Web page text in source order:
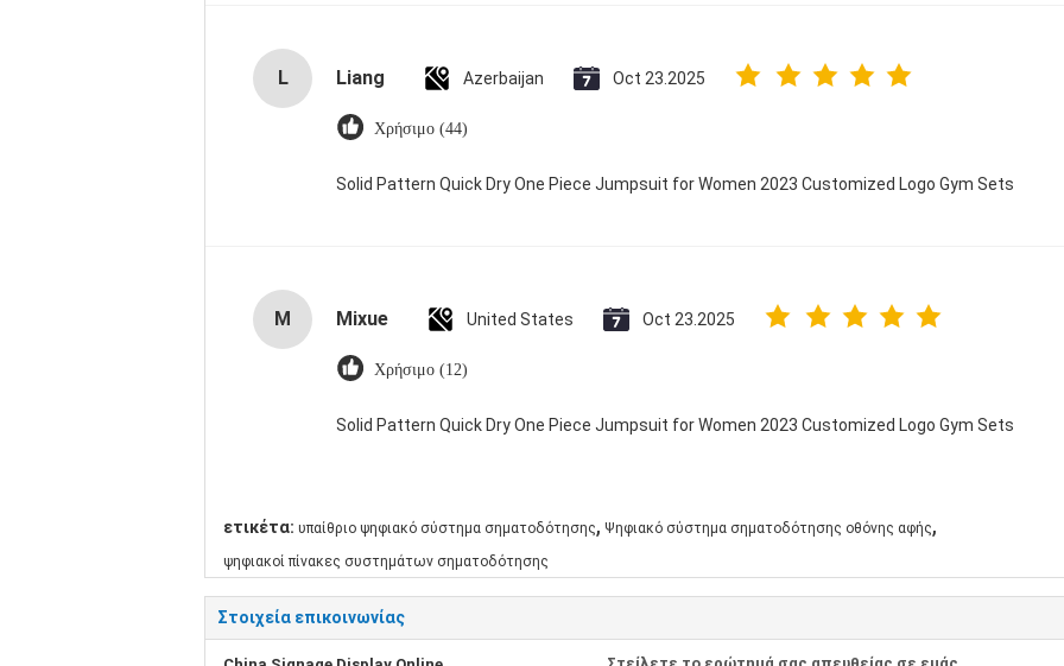
L Liang Azerbaijan Oct 23.2025
Χρήσιμο (44)
Solid Pattern Quick Dry One Piece Jumpsuit for Women 2023 Customized Logo Gym Sets
M Mixue United States Oct 23.2025
Χρήσιμο (12)
Solid Pattern Quick Dry One Piece Jumpsuit for Women 2023 Customized Logo Gym Sets
ετικέτα: υπαίθριο ψηφιακό σύστημα σηματοδότησης, Ψηφιακό σύστημα σηματοδότησης οθόνης αφής,
ψηφιακοί πίνακες συστημάτων σηματοδότησης
Στοιχεία επικοινωνίας